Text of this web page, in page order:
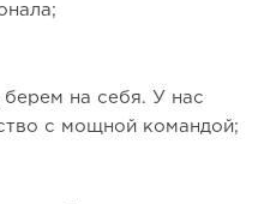
на себя. У нас
с мощной командой;